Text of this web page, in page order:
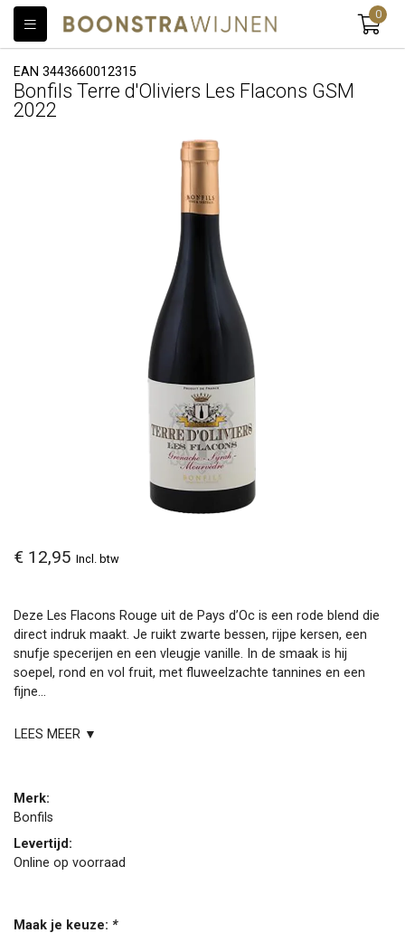
0
EAN 3443660012315
Bonfils Terre d'Oliviers Les Flacons GSM
2022
€ 12,95 Incl. btw
Deze Les Flacons Rouge uit de Pays d’Oc is een rode blend die
direct indruk maakt. Je ruikt zwarte bessen, rijpe kersen, een
snufje specerijen en een vleugje vanille. In de smaak is hij
soepel, rond en vol fruit, met fluweelzachte tannines en een
fijne...
LEES MEER ▼
Merk:
Bonfils
Levertijd:
Online op voorraad
Maak je keuze: *